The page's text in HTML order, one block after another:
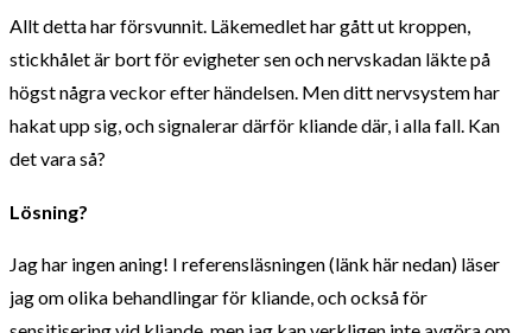
Allt detta har försvunnit. Läkemedlet har gått ut kroppen,
stickhålet är bort för evigheter sen och nervskadan läkte på
högst några veckor efter händelsen. Men ditt nervsystem har
hakat upp sig, och signalerar därför kliande där, i alla fall. Kan
det vara så?
Lösning?
Jag har ingen aning! I referensläsningen (länk här nedan) läser
jag om olika behandlingar för kliande, och också för